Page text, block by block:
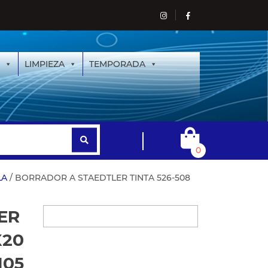
LIMPIEZA TEMPORADA
0
/ BORRADOR A STAEDTLER TINTA 526-508